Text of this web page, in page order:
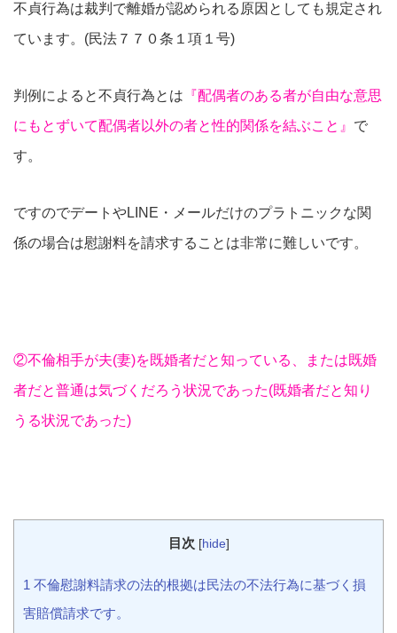
不貞行為は裁判で離婚が認められる原因としても規定され
ています。(民法７７０条１項１号)
判例によると不貞行為とは 『配偶者のある者が自由な意思
にもとずいて配偶者以外の者と性的関係を結ぶこと』 で
す。
ですのでデートやLINE・メールだけのプラトニックな関
係の場合は慰謝料を請求することは非常に難しいです。
②不倫相手が夫(妻)を既婚者だと知っている、または既婚
者だと普通は気づくだろう状況であった(既婚者だと知り
うる状況であった)
目次 [hide]
1 不倫慰謝料請求の法的根拠は民法の不法行為に基づく損
害賠償請求です。